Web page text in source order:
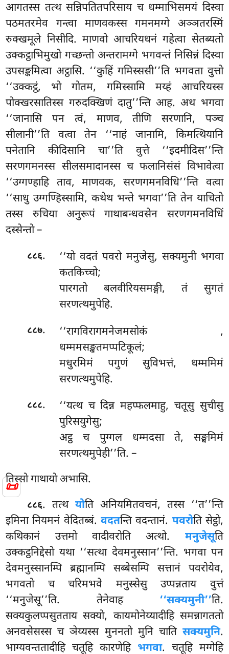
📜
आगतस्स तत्थ सन्निपतितपरिसाय च धम्माभिसमयं दिस्वा
पठमतरमेव गन्त्वा माणवकस्स गमनमग्गे अञ्ञतरस्मिं
रुक्खमूले निसीदि. माणवो आचरियधनं गहेत्वा सेतब्यतो
उक्कट्ठाभिमुखो गच्छन्तो अन्तरामग्गे भगवन्तं निसिन्नं दिस्वा
उपसङ्कमित्वा अट्ठासि. ‘‘कुहिं गमिस्ससी’’ति भगवता वुत्तो
‘‘उक्कट्ठं, भो गोतम, गमिस्सामि मय्हं आचरियस्स
पोक्खरसातिस्स गरुदक्खिणं दातु’’न्ति आह. अथ भगवा
‘‘जानासि पन त्वं, माणव, तीणि सरणानि, पञ्च
सीलानी’’ति वत्वा तेन ‘‘नाहं जानामि, किमत्थियानि
पनेतानि कीदिसानि चा’’ति वुत्ते ‘‘इदमीदिस’’न्ति
सरणगमनस्स सीलसमादानस्स च फलानिसंसं विभावेत्वा
‘‘उग्गण्हाहि ताव, माणवक, सरणगमनविधि’’न्ति वत्वा
‘‘साधु उग्गण्हिस्सामि, कथेथ भन्ते भगवा’’ति तेन याचितो
तस्स रुचिया अनुरूपं गाथाबन्धवसेन सरणगमनविधिं
दस्सेन्तो –
८८६.
‘‘यो वदतं पवरो मनुजेसु, सक्यमुनी भगवा
कतकिच्चो;
पारगतो बलवीरियसमङ्गी, तं सुगतं
सरणत्थमुपेहि.
८८७. ‘‘रागविरागमनेजमसोकं ,
धम्ममसङ्खतमप्पटिकूलं;
मधुरमिमं पगुणं सुविभत्तं, धम्ममिमं
सरणत्थमुपेहि.
८८८.
‘‘यत्थ च दिन्न महप्फलमाहु, चतूसु सुचीसु
पुरिसयुगेसु;
अट्ठ च पुग्गल धम्मदसा ते, सङ्घमिमं
सरणत्थमुपेही’’ति. –
तिस्सोगाथायो अभासि.
८८६. तत्थ योति अनियमितवचनं, तस्स ‘‘त’’न्ति
इमिना नियमनं वेदितब्बं. वदतन्ति वदन्तानं. पवरोति सेट्ठो,
कथिकानं उत्तमो वादीवरोति अत्थो. मनुजेसूति
उक्कट्ठनिद्देसो यथा ‘‘सत्था देवमनुस्सान’’न्ति. भगवा पन
देवमनुस्सानम्पि ब्रह्मानम्पि सब्बेसम्पि सत्तानं पवरोयेव,
भगवतो च चरिमभवे मनुस्सेसु उप्पन्नताय वुत्तं
‘‘मनुजेसू’’ति. तेनेवाह ‘‘सक्यमुनी’’ति.
सक्यकुलप्पसुतताय सक्यो, कायमोनेय्यादीहि समन्नागततो
अनवसेसस्स च ञेय्यस्स मुननतो मुनि चाति सक्यमुनि.
भाग्यवन्ततादीहि चतूहि कारणेहि भगवा. चतूहि मग्गेहि